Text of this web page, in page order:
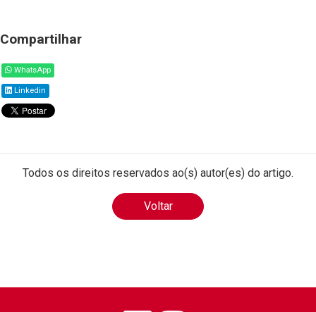
Compartilhar
WhatsApp
Linkedin
Todos os direitos reservados ao(s) autor(es) do artigo.
Voltar